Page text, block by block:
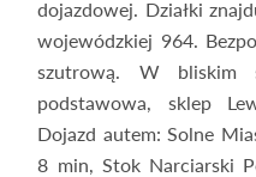
dojazdowej. Działki
wojewódzkiej 964.
szutrową. W bliskim
podstawowa, sklep
Dojazd autem: Solne
8 min, Stok Narciarski